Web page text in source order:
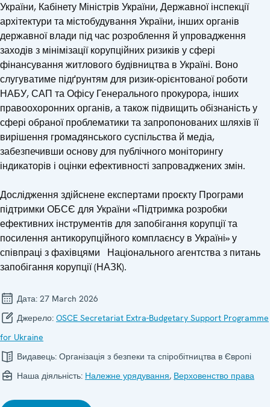
України, Кабінету Міністрів України, Державної інспекції
архітектури та містобудування України, інших органів
державної влади під час розроблення й упровадження
заходів з мінімізації корупційних ризиків у сфері
фінансування житлово­го будівництва в Україні. Воно
слугуватиме підґрунтям для ризик-орієнтованої роботи
НАБУ, САП та Офісу Генерального прокурора, інших
правоохоронних органів, а також підвищить обізнаність у
сфері обраної проблематики та запропонованих шляхів її
вирішення громадянського суспільства й медіа,
забезпечивши основу для публічного моніторингу
індикаторів і оцінки ефективності запроваджених змін.
Дослідження здійснене експертами проєкту Програми
підтримки ОБСЄ для України «Підтримка розробки
ефективних інструментів для запобігання корупції та
посилення антикорупційного комплаєнсу в Україні» у
співпраці з фахівцями Національного агентства з питань
запобігання корупції (НАЗК).
Дата: 27 March 2026
Джерело: OSCE Secretariat Extra-Budgetary Support Programme
for Ukraine
Видавець: Організація з безпеки та спіробітництва в Європі
Наша діяльність: Належне урядування, Верховенство права